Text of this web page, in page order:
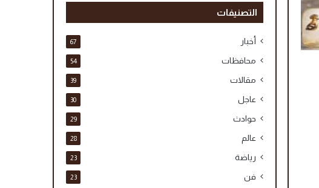
التصنيفات
أخبار 67
محافظات 54
مقالات 39
عاجل 30
حوادث 29
عالم 28
رياضة 23
فن 23